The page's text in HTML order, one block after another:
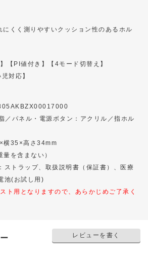
くく測りやすいクッション性のあるホル
【PI値付き】
【4モード切替え】
児対応】
／パネル・電源ボタン：アクリル／指ホル
横35×高さ34mm
を含まない）
ストラップ、取扱説明書（保証書）、医療
池(お試し用)
ト用となりますので、あらかじめご了承く
レビューを書く